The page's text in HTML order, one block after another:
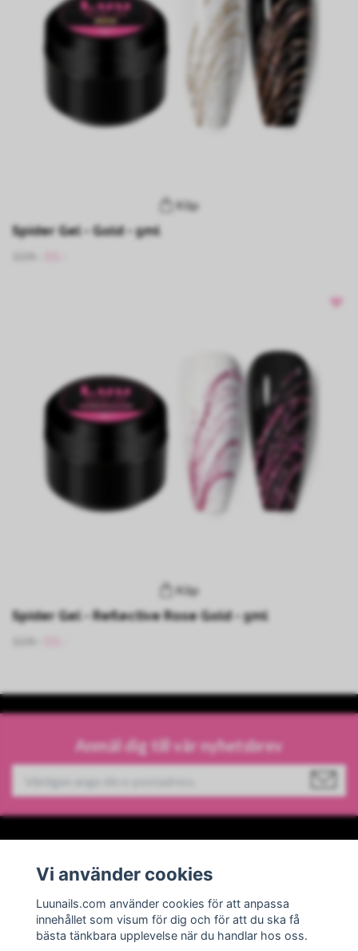
Köp
Spider Gel - Gold - 5ml
Köp
Spider Gel - Reflective Rose Gold - 5ml
Anmäl dig till vår nyhetsbrev
Sociala medier
Vi använder cookies
Luunails.com använder cookies för att anpassa
innehållet som visum för dig och för att du ska få
bästa tänkbara upplevelse när du handlar hos oss.